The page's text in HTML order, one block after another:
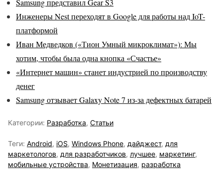
Samsung представил Gear S3
Инженеры Nest переходят в Google для работы над IoT-
платформой
Иван Медведков («Тион Умный микроклимат»): Мы
хотим, чтобы была одна кнопка «Счастье»
«Интернет машин» станет индустрией по производству
денег
Samsung отзывает Galaxy Note 7 из-за дефектных батарей
Категории: Разработка, Статьи
Теги: Android, iOS, Windows Phone, дайджест, для
маркетологов, для разработчиков, лучшее, маркетинг,
мобильные устройства, Монетизация, разработка